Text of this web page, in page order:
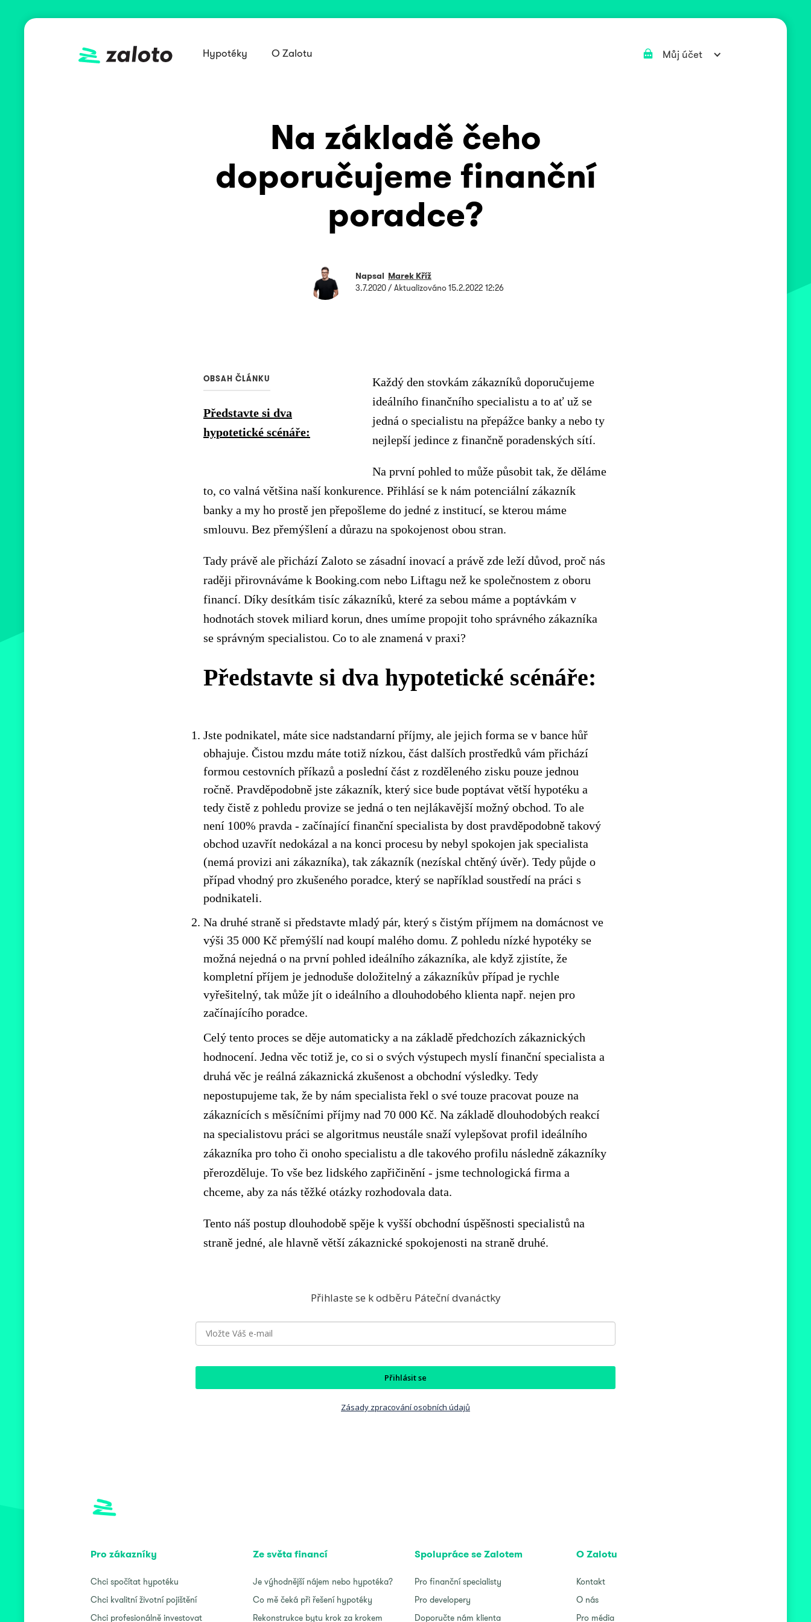
Hypotéky O Zalotu Můj účet
Na základě čeho
doporučujeme finanční
poradce?
Napsal Marek Kříž
3.7.2020/ Aktualizováno15.2.2022 12:26
OBSAH ČLÁNKU
Představte si dva
hypotetické scénáře:
Každý den stovkám zákazníků doporučujeme
ideálního finančního specialistu a to ať už se
jedná o specialistu na přepážce banky a nebo ty
nejlepší jedince z finančně poradenských sítí.
Na první pohled to může působit tak, že děláme
to, co valná většina naší konkurence. Přihlásí se k nám potenciální zákazník
banky a my ho prostě jen přepošleme do jedné z institucí, se kterou máme
smlouvu. Bez přemýšlení a důrazu na spokojenost obou stran.
Tady právě ale přichází Zaloto se zásadní inovací a právě zde leží důvod, proč nás
raději přirovnáváme k Booking.com nebo Liftagu než ke společnostem z oboru
financí. Díky desítkám tisíc zákazníků, které za sebou máme a poptávkám v
hodnotách stovek miliard korun, dnes umíme propojit toho správného zákazníka
se správným specialistou. Co to ale znamená v praxi?
Představte si dva hypotetické scénáře:
Jste podnikatel, máte sice nadstandarní příjmy, ale jejich forma se v bance hůř
obhajuje. Čistou mzdu máte totiž nízkou, část dalších prostředků vám přichází
formou cestovních příkazů a poslední část z rozděleného zisku pouze jednou
ročně. Pravděpodobně jste zákazník, který sice bude poptávat větší hypotéku a
tedy čistě z pohledu provize se jedná o ten nejlákavější možný obchod. To ale
není 100% pravda - začínající finanční specialista by dost pravděpodobně takový
obchod uzavřít nedokázal a na konci procesu by nebyl spokojen jak specialista
(nemá provizi ani zákazníka), tak zákazník (nezískal chtěný úvěr). Tedy půjde o
případ vhodný pro zkušeného poradce, který se například soustředí na práci s
podnikateli.
Na druhé straně si představte mladý pár, který s čistým příjmem na domácnost ve
výši 35 000 Kč přemýšlí nad koupí malého domu. Z pohledu nízké hypotéky se
možná nejedná o na první pohled ideálního zákazníka, ale když zjistíte, že
kompletní příjem je jednoduše doložitelný a zákazníkův případ je rychle
vyřešitelný, tak může jít o ideálního a dlouhodobého klienta např. nejen pro
začínajícího poradce.
Celý tento proces se děje automaticky a na základě předchozích zákaznických
hodnocení. Jedna věc totiž je, co si o svých výstupech myslí finanční specialista a
druhá věc je reálná zákaznická zkušenost a obchodní výsledky. Tedy
nepostupujeme tak, že by nám specialista řekl o své touze pracovat pouze na
zákaznících s měsíčními příjmy nad 70 000 Kč. Na základě dlouhodobých reakcí
na specialistovu práci se algoritmus neustále snaží vylepšovat profil ideálního
zákazníka pro toho či onoho specialistu a dle takového profilu následně zákazníky
přerozděluje. To vše bez lidského zapřičinění - jsme technologická firma a
chceme, aby za nás těžké otázky rozhodovala data.
Tento náš postup dlouhodobě spěje k vyšší obchodní úspěšnosti specialistů na
straně jedné, ale hlavně větší zákaznické spokojenosti na straně druhé.
Přihlaste se k odběru Páteční dvanáctky
Přihlásit se
Zásady zpracování osobních údajů
Pro zákazníky
Chci spočítat hypotéku
Chci kvalitní životní pojištění
Chci profesionálně investovat
Ze světa financí
Je výhodnější nájem nebo hypotéka?
Co mě čeká při řešení hypotéky
Rekonstrukce bytu krok za krokem
Spolupráce se Zalotem
Pro finanční specialisty
Pro developery
Doporučte nám klienta
O Zalotu
Kontakt
O nás
Pro média